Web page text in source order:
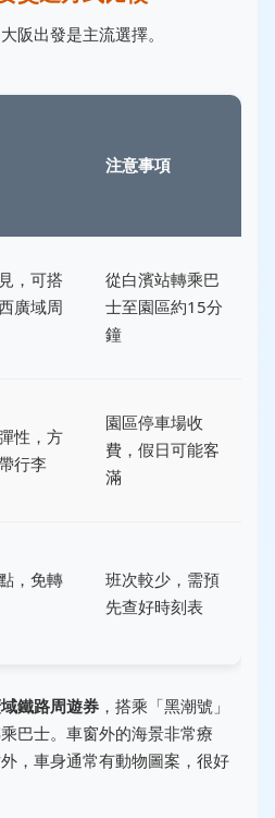
阪出發是主流選擇。
注意事項
，可搭
廣域周
從白濱站轉乘巴
士至園區約15分
鐘
性，方
行李
園區停車場收
費，假日可能客
滿
，免轉
班次較少，需預
先查好時刻表
鐵路周遊券 ，搭乘「黑潮號」
巴士。車窗外的海景非常療
，車身通常有動物圖案，很好